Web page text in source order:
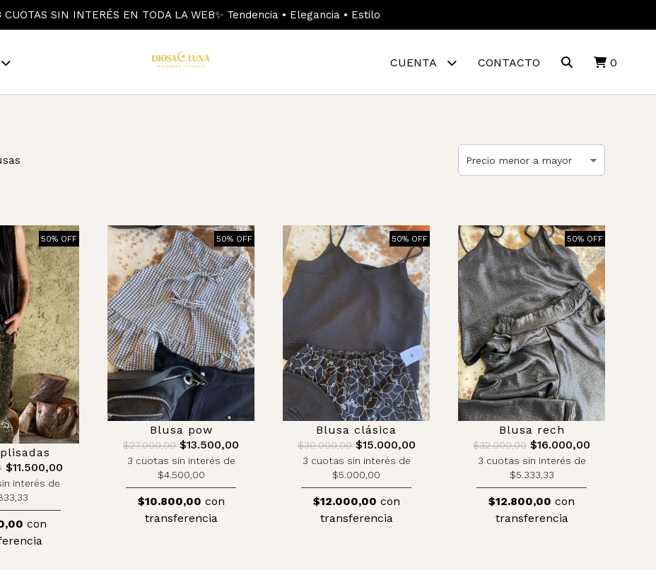
CUOTAS SIN INTERÉS EN TODA LA WEB✨ Tendencia • Elegancia • Estilo
CUENTA CONTACTO 0
50% OFF
$11.500,00
interés de
con
50% OFF
Blusa pow
$27.000,00 $13.500,00
3 cuotas sin interés de
$4.500,00
$10.800,00 con
transferencia
50% OFF
Blusa clásica
$30.000,00$15.000,00
3 cuotas sin interés de
$5.000,00
$12.000,00 con
transferencia
50% OFF
Blusa rech
$32.000,00 $16.000,00
3 cuotas sin interés de
$5.333,33
$12.800,00 con
transferencia